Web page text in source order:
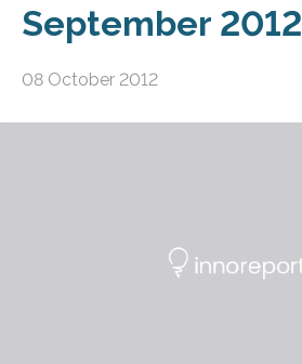
September 2012
08 October 2012